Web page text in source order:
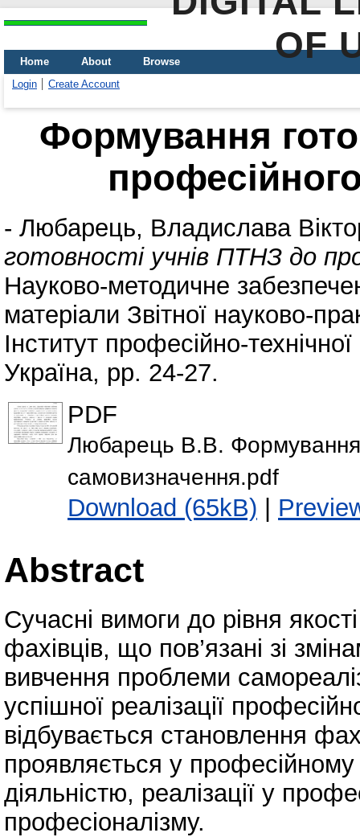
OF
Home About
Browse
Login
Create Account
Формування
- Любарець, Владислава
готовності учнів ПТНЗ до
Науково-методичне
матеріали Звітної науково-
Інститут професійно-
Україна, pp. 24-27.
PDF
Любарець В.В. Формування
самовизначення.pdf
Download (65kB) |
Abstract
Сучасні вимоги до рівня
фахівців, що пов’язані зі
вивчення проблеми
успішної реалізації
відбувається становлення
проявляється у
діяльністю, реалізації у
професіоналізму.